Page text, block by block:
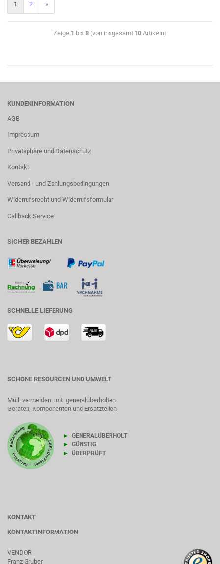
1 2 »
Zeige 1 bis 8 (von insgesamt 10 Artikeln)
KUNDENINFORMATION
AGB
Impressum
Privatsphäre und Datenschutz
Kontakt
Versand - und Zahlungsbedingungen
Widerrufsrecht und Widerrufsformular
Callback Service
SICHER BEZAHLEN
SCHNELLE LIEFERUNG
SCHONE RESOURCEN UND UMWELT
Müll vermeiden mit generalüberholten
Geräten, Komponenten und Ersatzteilen
► GENERALÜBERHOLT
► GÜNSTIG
► ÜBERPRÜFT
KONTAKT
KONTAKTINFORMATION
VENDOR
Franz Gruber